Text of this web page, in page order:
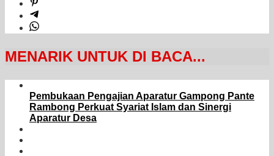
MENARIK UNTUK DI BACA...
Pembukaan Pengajian Aparatur Gampong Pante
Rambong Perkuat Syariat Islam dan Sinergi
Aparatur Desa